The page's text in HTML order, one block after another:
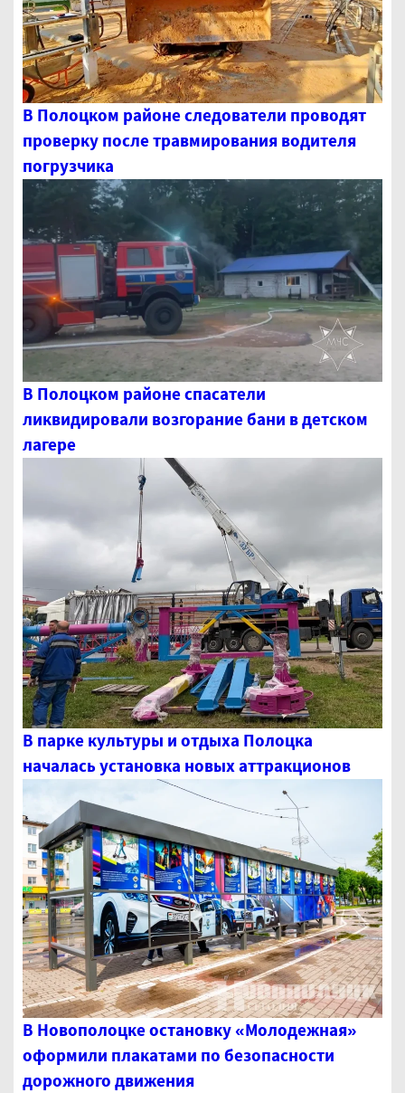
В Полоцком районе следователи проводят
проверку после травмирования водителя
погрузчика
В Полоцком районе спасатели
ликвидировали возгорание бани в детском
лагере
В парке культуры и отдыха Полоцка
началась установка новых аттракционов
В Новополоцке остановку «Молодежная»
оформили плакатами по безопасности
дорожного движения